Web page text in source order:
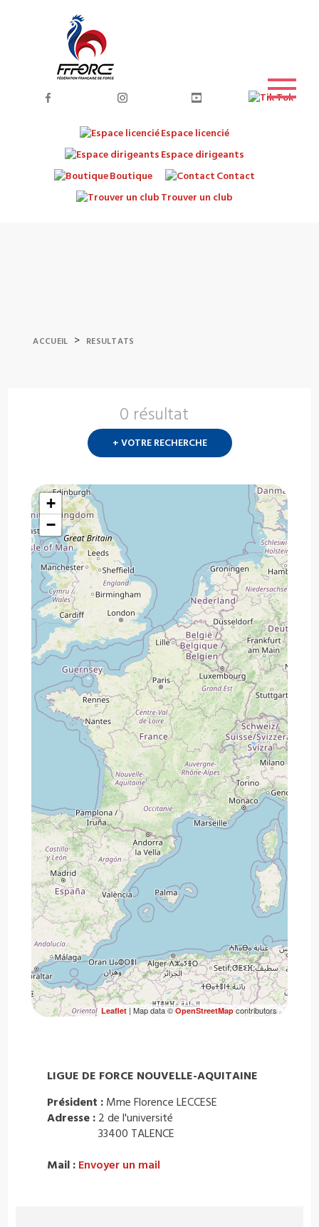
Espace licencié
Espace dirigeants
Boutique
Contact
Trouver un club
ACCUEIL > RESULTATS
0 résultat
+ VOTRE RECHERCHE
+
−
Leaflet| Map data ©OpenStreetMapcontributors
LIGUE DE FORCE NOUVELLE-AQUITAINE
Président : Mme Florence LECCESE
Adresse : 2 de l'université
33400 TALENCE
Mail : Envoyer un mail